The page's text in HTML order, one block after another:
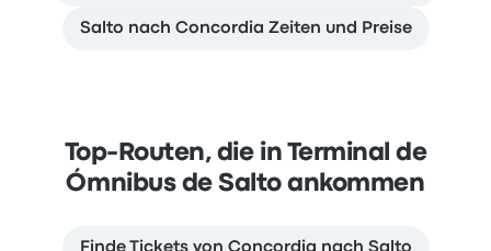
Salto nach Concordia Zeiten und Preise
Top-Routen, die in Terminal de
Ómnibus de Salto ankommen
Finde Tickets von Concordia nach Salto